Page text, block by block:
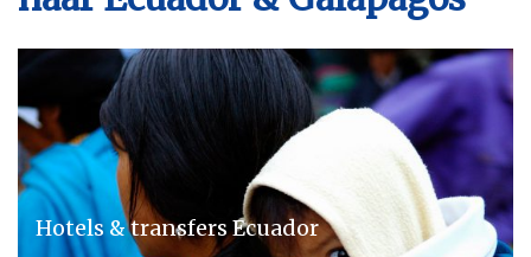
Hotels & transfers Ecuador